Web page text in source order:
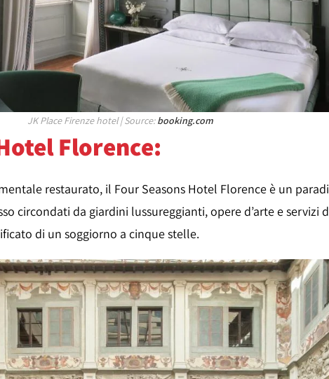
JK Place Firenze hotel | Source:booking.com
Florence:
restaurato, il Four Seasons Hotel Florence è un
circondati da giardini lussureggianti, opere d’arte e servizi
di un soggiorno a cinque stelle.